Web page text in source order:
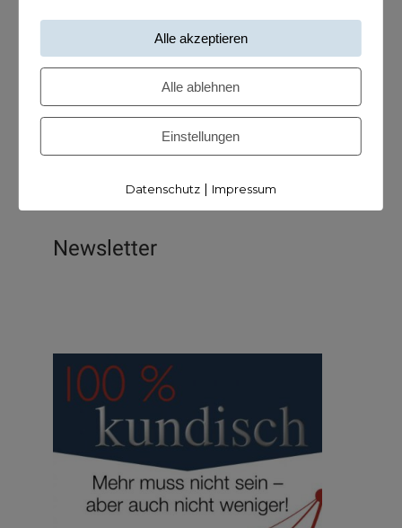
Suche nach einem Podcast
Newsletter
Alle akzeptieren
Alle ablehnen
Einstellungen
Datenschutz| Impressum